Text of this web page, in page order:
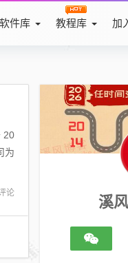
软件库 教程库 加
20
为
论
溪